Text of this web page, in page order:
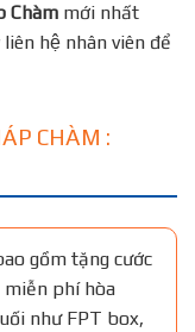
Chàm mới nhất
hệ nhân viên để
CHÀM :
gồm tặng cước
phí hòa
như FPT box,